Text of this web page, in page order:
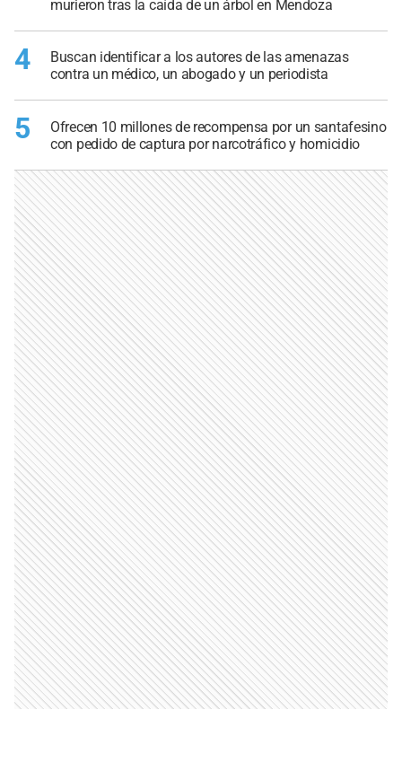
murieron tras la caída de un árbol en Mendoza
4
Buscan identificar a los autores de las amenazas
contra un médico, un abogado y un periodista
5
Ofrecen 10 millones de recompensa por un santafesino
con pedido de captura por narcotráfico y homicidio